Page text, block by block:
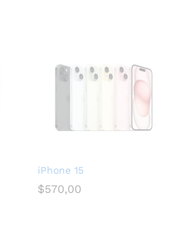
iPhone 15
$570,00